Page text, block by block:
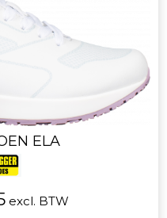
ELA
excl. BTW